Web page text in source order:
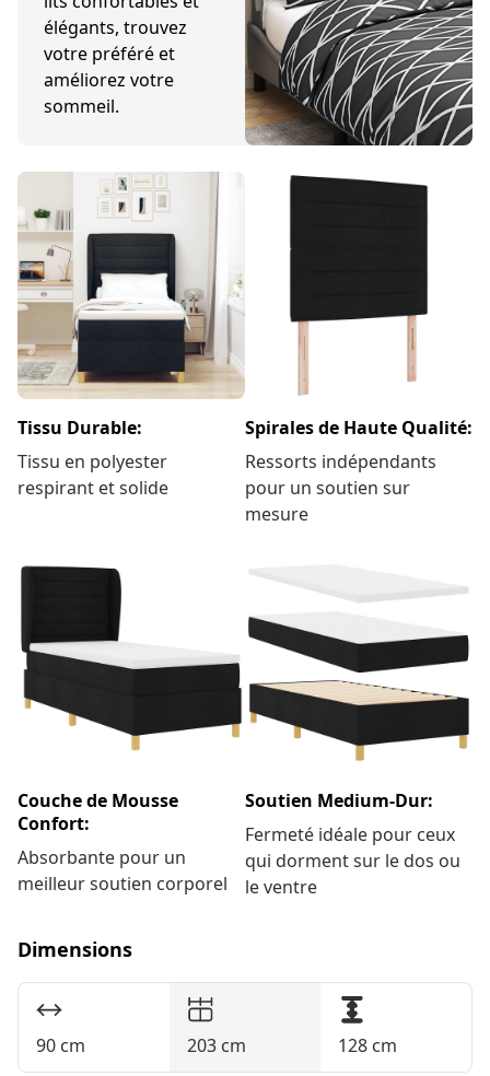
élégants, trouvez
votre préféré et
améliorez votre
sommeil.
Tissu Durable:
Tissu en polyester
respirant et solide
Spirales de Haute Qualité:
Ressorts indépendants
pour un soutien sur
mesure
Couche de Mousse
Confort:
Absorbante pour un
meilleur soutien corporel
Soutien Medium-Dur:
Fermeté idéale pour ceux
qui dorment sur le dos ou
le ventre
Dimensions
90 cm 203 cm 128 cm